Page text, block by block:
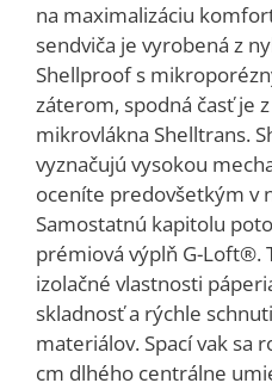
na maximalizáciu
sendviča je vyrobená z
Shellproof s
záterom, spodná časť je
mikrovlákna Shelltrans.
vyznačujú vysokou
oceníte predovšetkým v
Samostatnú kapitolu
prémiová výplň G-Loft®.
izolačné vlastnosti
skladnosť a rýchle
materiálov. Spací vak sa
cm dlhého centrálne